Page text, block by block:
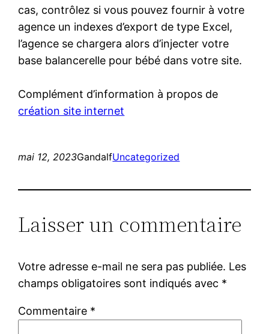
cas, contrôlez si vous pouvez fournir à votre
agence un indexes d’export de type Excel,
l’agence se chargera alors d’injecter votre
base balancerelle pour bébé dans votre site.
Complément d’information à propos de
création site internet
mai 12, 2023GandalfUncategorized
Laisser un commentaire
Votre adresse e-mail ne sera pas publiée. Les
champs obligatoires sont indiqués avec *
Commentaire *